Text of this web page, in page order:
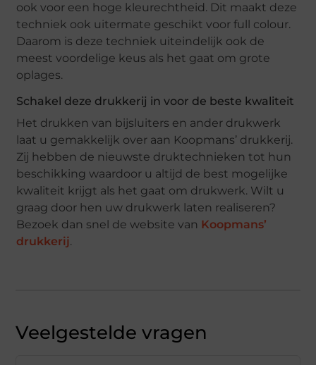
ook voor een hoge kleurechtheid. Dit maakt deze
techniek ook uitermate geschikt voor full colour.
Daarom is deze techniek uiteindelijk ook de
meest voordelige keus als het gaat om grote
oplages.
Schakel deze drukkerij in voor de beste kwaliteit
Het drukken van bijsluiters en ander drukwerk
laat u gemakkelijk over aan Koopmans’ drukkerij.
Zij hebben de nieuwste druktechnieken tot hun
beschikking waardoor u altijd de best mogelijke
kwaliteit krijgt als het gaat om drukwerk. Wilt u
graag door hen uw drukwerk laten realiseren?
Bezoek dan snel de website van Koopmans’
drukkerij.
Veelgestelde vragen